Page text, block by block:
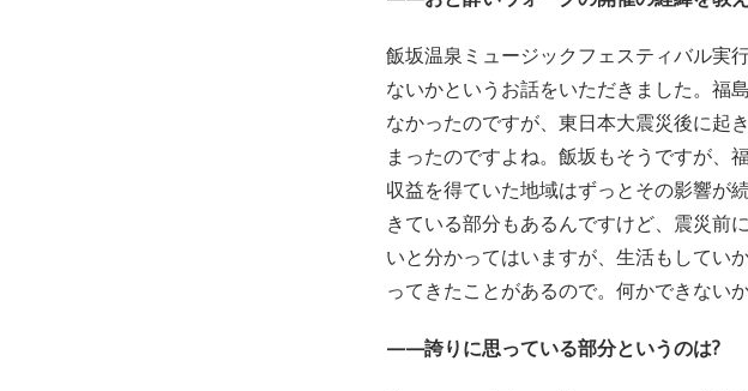
飯坂温泉ミュージックフェスティバル実
ないかというお話をいただきました。福
なかったのですが、東日本大震災後に起
まったのですよね。飯坂もそうですが、
収益を得ていた地域はずっとその影響が
きている部分もあるんですけど、震災前
いと分かってはいますが、生活もしてい
ってきたことがあるので。何かできない
——誇りに思っている部分というのは?